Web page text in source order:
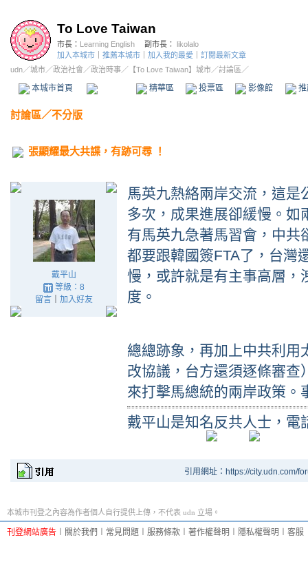
To Love Taiwan
市長： Learning English 副市長： likolalo
加入本城市
推薦本城市 加入我的最愛
訂閱最新文章
udn／城市／政治社會 ／政治時事／ 【To Love Taiwan】城市／討論區／
本城市首頁 精華區 投票區 影像館
討論區／不分版
張顯耀最大共諜，有跡可尋 ！
戴平山
等級：8
留言｜ 加入好友
馬英九熱絡兩岸交流，這是
多次，成果進展卻緩慢。如
有馬英九急著馬習會，中共
都要跟韓國簽FTA了，台灣
慢，或許就是有主事高層，
度。
總總跡象，再加上中共利用
改協議，台方還須逐條審查
來打擊馬總統的兩岸政策。
戴平山是知名反共人士，電
引用網址：https://city.udn.com/
本城市刊登之內容為作者個人自行提供上傳，不代表 udn 立場。
刊登網站廣告 關於我們 常見問題 服務條款 著作權聲明 隱私權聲明 客服